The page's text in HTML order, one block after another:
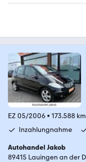
EZ 05/2006• 173.588 km
Inzahlungnahme
Autohandel Jakob
89415 Lauingen an der